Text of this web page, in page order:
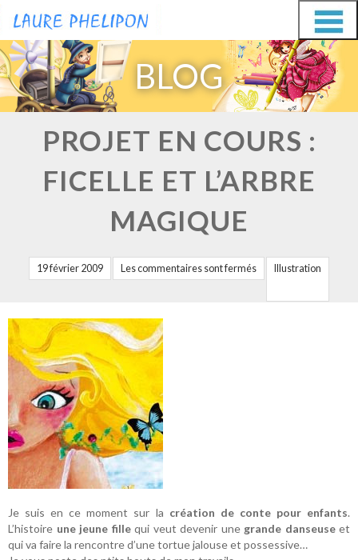
Aller
au
contenu
Aller
au
contenu
BLOG
PROJET EN COURS :
FICELLE ET L’ARBRE
MAGIQUE
19 février 2009 Les commentaires sont fermés Illustration
Je suis en ce moment sur la création de conte pour enfants.
L’histoire une jeune fillequi veut devenir une grande danseuseet
qui va faire la rencontre d’une tortue jalouse et possessive…